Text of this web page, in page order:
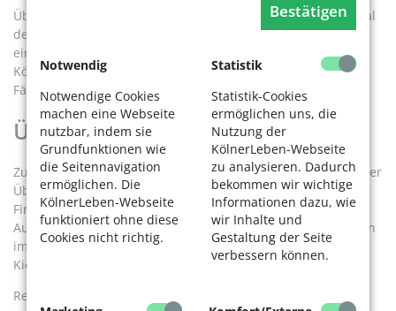
Bestätigen
Notwendig
Notwendige Cookies
machen eine Webseite
nutzbar, indem sie
Grundfunktionen wie
die Seitennavigation
ermöglichen. Die
KölnerLeben-Webseite
funktioniert ohne diese
Cookies nicht richtig.
Statistik
Statistik-Cookies
ermöglichen uns, die
Nutzung der
KölnerLeben-Webseite
zu analysieren. Dadurch
bekommen wir wichtige
Informationen dazu, wie
wir Inhalte und
Gestaltung der Seite
verbessern können.
Überkreuzen Sie die Unterarme erneut, nur sollte dieses Mal
der andersfarbige Stift Ihnen zugewandt sein, das heißt
einmal ist der rechte, das andere Mal der linke Arm dem
Körper näher. Dann wieder ohne Überkreuzung mit den
Fäusten auf die Schenkel klopfen.
Übung 5: „Entspannung“
Zur Entspannung der Augenmuskeln schließen Sie nach jeder
Übung kurz die Augen und klopfen Sie sanft mit den
Fingerspitzen rund um die Augen herum: über die
Augenbrauen, im Bereich der Schläfen, unterhalb der Augen
im knöchernen Bereich und auch im Bereich des
Kiefergelenks.
Reiben Sie dann die Hände kräftig aneinander, damit sie